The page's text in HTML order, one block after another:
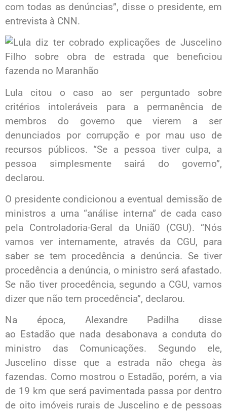
com todas as denúncias”, disse o presidente, em
entrevista à CNN.
Lula citou o caso ao ser perguntado sobre
critérios intoleráveis para a permanência de
membros do governo que vierem a ser
denunciados por corrupção e por mau uso de
recursos públicos. “Se a pessoa tiver culpa, a
pessoa simplesmente sairá do governo”,
declarou.
O presidente condicionou a eventual demissão de
ministros a uma “análise interna” de cada caso
pela Controladoria-Geral da Uniã0 (CGU). “Nós
vamos ver internamente, através da CGU, para
saber se tem procedência a denúncia. Se tiver
procedência a denúncia, o ministro será afastado.
Se não tiver procedência, segundo a CGU, vamos
dizer que não tem procedência”, declarou.
Na época, Alexandre Padilha disse
ao Estadão que nada desabonava a conduta do
ministro das Comunicações. Segundo ele,
Juscelino disse que a estrada não chega às
fazendas. Como mostrou o Estadão, porém, a via
de 19 km que será pavimentada passa por dentro
de oito imóveis rurais de Juscelino e de pessoas